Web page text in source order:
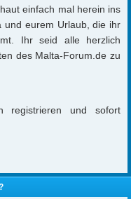
einfach mal herein ins
und eurem Urlaub, die ihr
Ihr seid alle herzlich
des Malta-Forum.de zu
registrieren und sofort